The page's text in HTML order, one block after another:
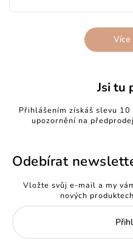
Více
Jsi tu
Přihlášením získáš slevu
upozornění na
Odebírat
Vložte svůj e-mail a my
nových